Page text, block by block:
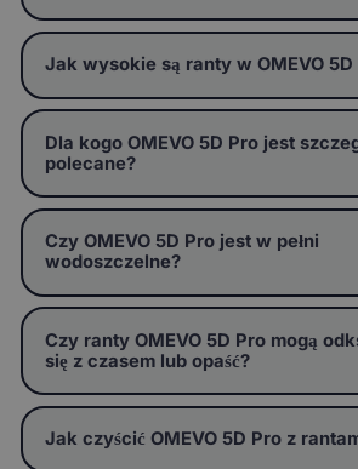
Jak wysokie są ranty w OMEVO 5D
Dla kogo OMEVO 5D Pro jest
polecane?
Czy OMEVO 5D Pro jest w pełni
wodoszczelne?
Czy ranty OMEVO 5D Pro mogą
się z czasem lub opaść?
Jak czyścić OMEVO 5D Pro z